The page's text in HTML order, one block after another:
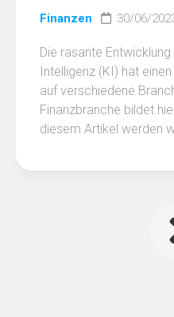
Finanzen 30/06/
Die rasante
Intelligenz (KI) hat
auf verschiedene
Finanzbranche bildet
diesem Artikel werden